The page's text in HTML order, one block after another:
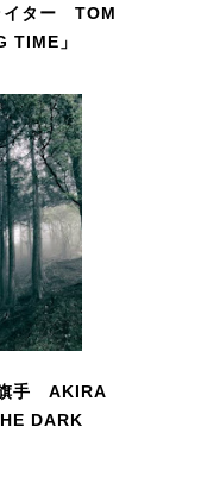
イター TOM
」
旗手 AKIRA
DARK